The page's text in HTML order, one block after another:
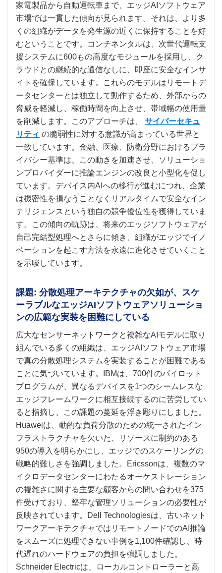
家電製品から自動運転車まで、エッジAIソフトウェア
市場では一貫した傾向が見られます。それは、より多
くの組織がデータを発生源の近くに保持することを好
むということです。コンチネンタルは、次世代運転支
援システムに600もの高度なモジュールを採用し、ク
ラウドとの継続的な通信なしに、即座に安全なインサ
イトを確保しています。これらのモデルはリモートデ
ータセンターとは独立して動作するため、外部からの
脅威を軽減し、稼働時間を向上させ、帯域幅の使用量
を削減します。このアプローチは、 サイバーセキュ
リティ の脆弱性に対する意識が高まっている世界と
一致しています。金融、医療、防衛分野におけるプラ
イバシー基準は、この動きを加速させ、ソリューショ
ンプロバイダーに推論エンジンの改良と小型化を促し
ています。デバイス内AIへの移行が進むにつれ、企業
は機密性を損なうことなくリアルタイムで安全なイン
テリジェンスという独自の競争優位性を獲得していま
す。この傾向の軌跡は、将来のエッジソフトウェアが
自己完結型処理へとさらに傾き、組織がエッジでイノ
ベーションを起こす方法を永遠に進化させていくこと
を示唆しています。
課題: 分散処理アーキテクチャの欠如が、スケ
ーラブルなエッジAIソフトウェアソリューショ
ンの広範な実装を困難にしている
広大なセンサーネットワークと複雑なAIモデルに取り
組んでいる多くの組織は、エッジAIソフトウェア市場
で真の分散処理システムを実装することが困難である
ことに気づいています。IBMは、700件のパイロット
プログラムが、異なるデバイスを1つのシームレスな
エッジフレームワークに相互接続するのに苦労してい
ると指摘し、この課題の蔓延を浮き彫りにしました。
Huaweiは、動的な負荷分散のための統一されたイン
フラストラクチャを欠いた、リソースに制約のある
950の導入を明らかにし、エッジでのスケーリングの
戦略的難しさを強調しました。Ericssonは、複数のマ
イクロデータセンターにわたるオーケストレーション
の複雑さに関する主要な顧客からの問い合わせを375
件受けており、堅牢な管理ソリューションの必要性が
反映されています。Dell Technologiesは、古いネット
ワークアーキテクチャではリモートノードでのAI推論
をスムーズに処理できない事例を1,100件確認し、時
代遅れのハードウェアの負担を強調しました。
Schneider Electricは、ローカルコントローラーと高